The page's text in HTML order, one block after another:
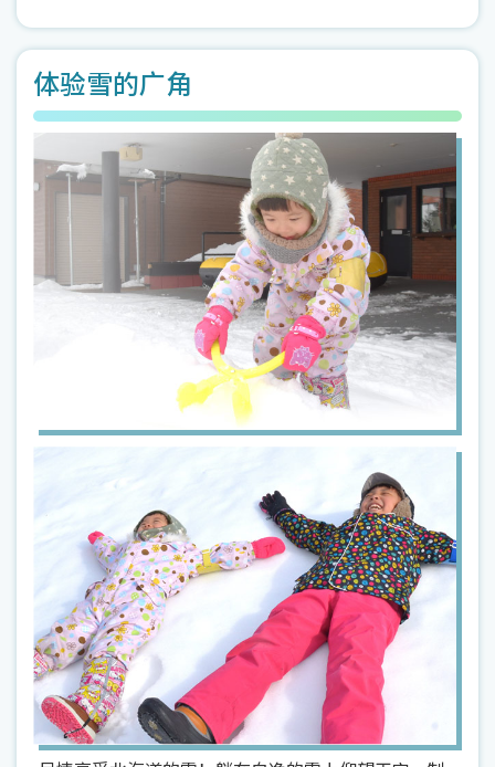
体验雪的广角